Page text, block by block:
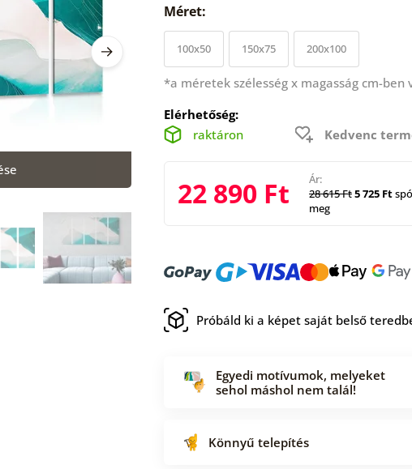
Méret:
100x50 150x75 200x100
*a méretek szélesség x magasság cm-ben
Elérhetőség:
raktáron
Kedvenc
22 890 Ft
Ár:
28 615 Ft5 725 Ft
meg
Próbáld ki a képet saját belső
Egyedi motívumok, melyeket
sehol máshol nem talál!
Könnyű telepítés